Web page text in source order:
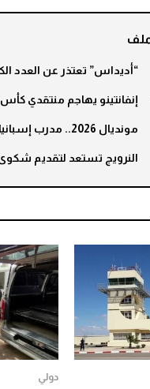
“أديداس” تعتذر عن العدد
إنفانتينو يهاجم منتقدي كأس العالم 2026 بسبب
مونديال 2026.. مدرب إسبانيا يصنف سلوك الأرجنتينيين بعد النهائي بـ”غير المقبول”
النرويج تستعد لتقديم شكوى
دولي